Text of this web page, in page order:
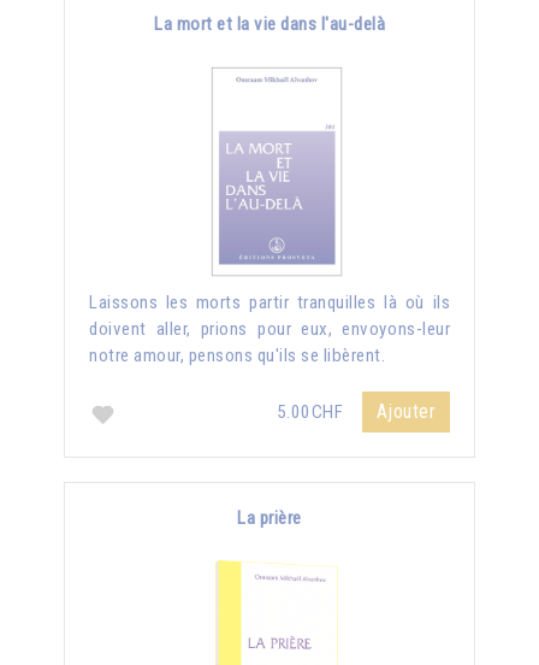
La mort et la vie dans l'au-delà
Laissons les morts partir tranquilles là où ils
doivent aller, prions pour eux, envoyons-leur
notre amour, pensons qu'ils se libèrent.
5.00CHF Ajouter
La prière